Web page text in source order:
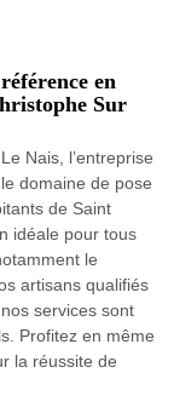
en
Sur
Nais, l’entreprise
domaine de pose
de Saint
idéale pour tous
le
artisans qualifiés
services sont
Profitez en même
la réussite de